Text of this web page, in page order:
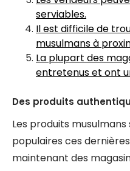
serviables.
Il est difficile de
musulmans à
La plupart des
entretenus et ont
Des produits
Les produits
populaires ces
maintenant des